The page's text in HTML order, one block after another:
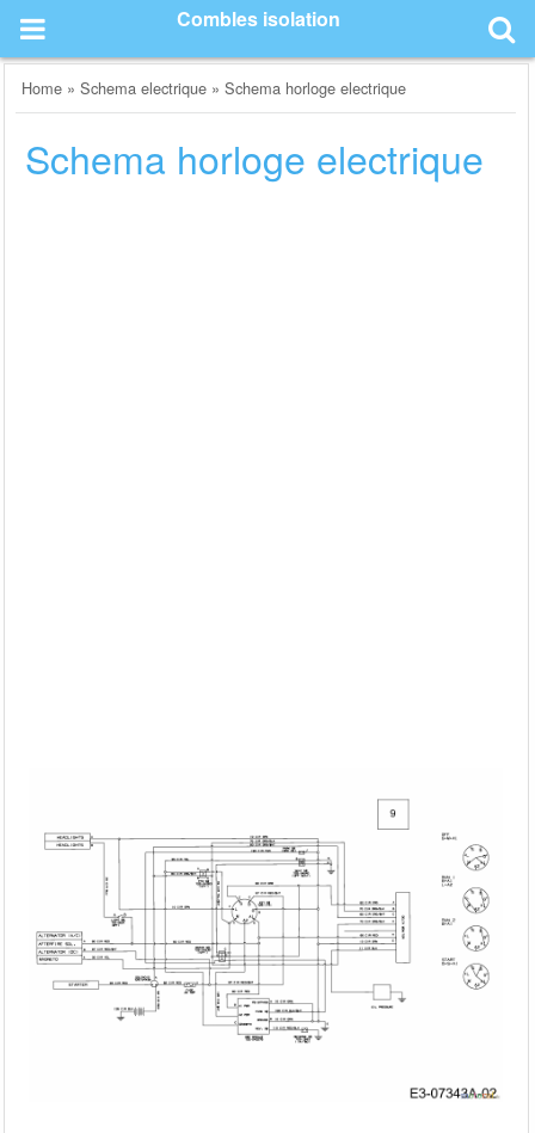
content
Combles isolation
Home »Schema electrique »Schema horloge electrique
Schema horloge electrique